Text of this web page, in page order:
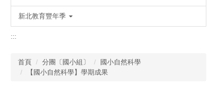
新北教育豐年季
:::
首頁 分團〔國小組〕
國小自然科學
【國小自然科學】學期成果